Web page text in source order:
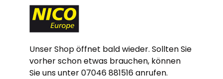
Unser Shop öffnet bald wieder. Sollten Sie
vorher schon etwas brauchen, können
Sie uns unter 07046 881516 anrufen.